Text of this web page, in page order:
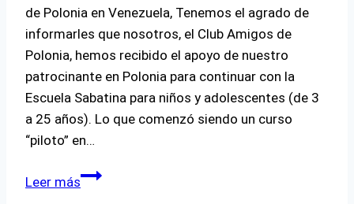
de Polonia en Venezuela, Tenemos el agrado de
informarles que nosotros, el Club Amigos de
Polonia, hemos recibido el apoyo de nuestro
patrocinante en Polonia para continuar con la
Escuela Sabatina para niños y adolescentes (de 3
a 25 años). Lo que comenzó siendo un curso
“piloto” en…
Leer másClases